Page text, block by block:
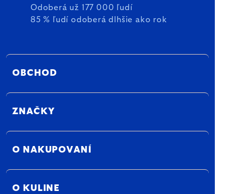
Odoberá už 177 000 ľudí
85 % ľudí odoberá dlhšie ako rok
OBCHOD
ZNAČKY
O NAKUPOVANÍ
O KULINE